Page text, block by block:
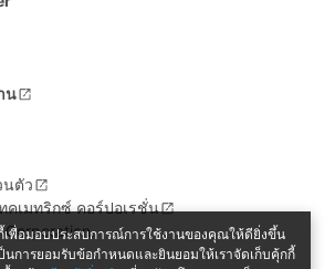
เพื่อมอบประสบการณ์การใช้งานของคุณให้ดียิ่งขึ้น
นการยอมรับข้อกำหนดและยินยอมให้เราจัดเก็บคุ้กกี้
น
นตัว
คเมทริกซ์ คอร์ปอเรชั่น